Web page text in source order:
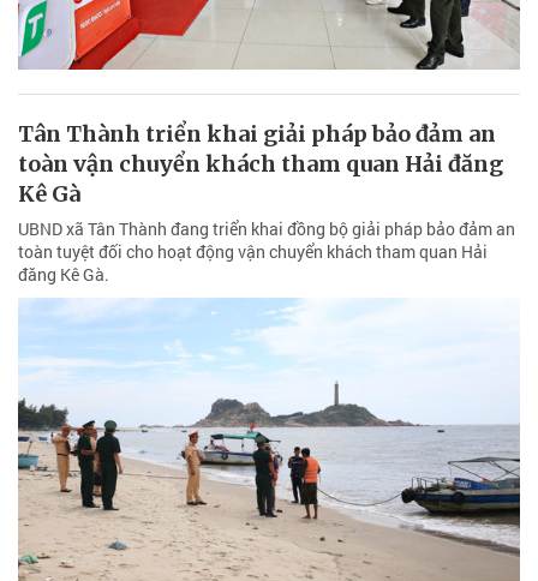
Tân Thành triển khai giải pháp bảo đảm an
toàn vận chuyển khách tham quan Hải đăng
Kê Gà
UBND xã Tân Thành đang triển khai đồng bộ giải pháp bảo đảm an
toàn tuyệt đối cho hoạt động vận chuyển khách tham quan Hải
đăng Kê Gà.